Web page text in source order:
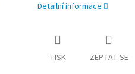
Detailní informace
TISK ZEPTAT SE